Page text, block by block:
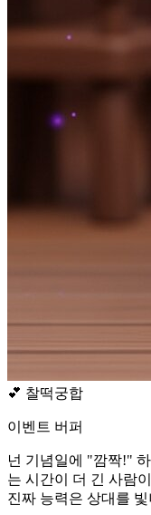
💕 찰떡궁합
이벤트 버퍼
넌 기념일에 "깜짝!"
는 시간이 더 긴 사람
진짜 능력은 상대를